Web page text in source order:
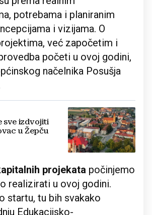
potrebama i planiranim
i vizijama. O
već započetim i
početi u ovoj godini,
načelnika Posušja
sve izdvojiti
u Žepču
projekata počinjemo
realizirati u ovoj godini.
startu, tu bih svakako
Edukacijsko-